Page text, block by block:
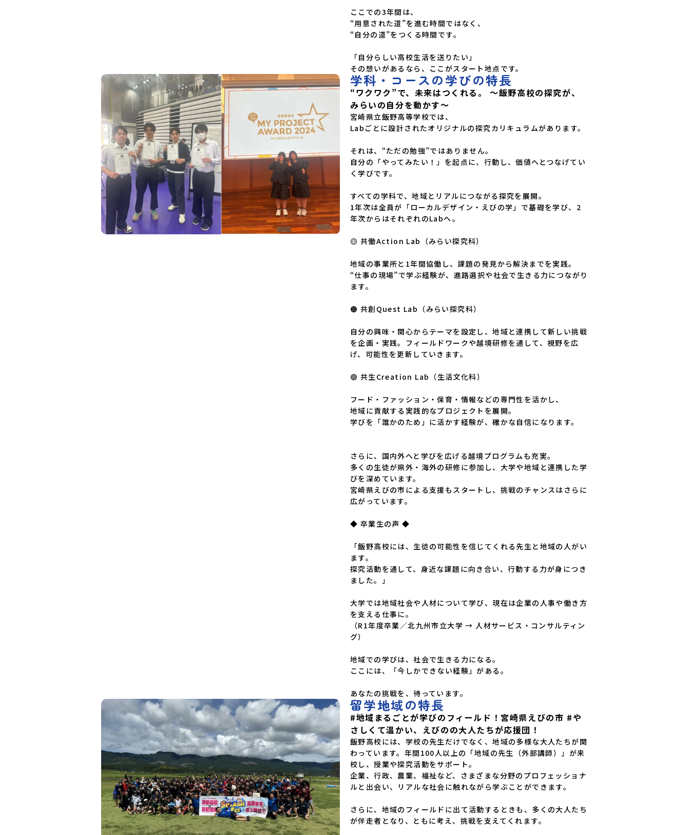
校和歌山県立串本古座高等学校 中国・四国 島
根県立横田高等学校島根県立島根中央高等学校島
根県立矢上高等学校島根県立隠岐島前高等学校岡
南宇和高等学校愛媛県立宇和島南高等学校(宇和
島水産・宇南中等)愛媛県立野村高等学校愛媛県
立弓削高等学校愛媛県立上浮穴高等学校愛媛県立
今治工業高等学校高知県立嶺北高等学校高知県立
四万十高等学校高知県立中村高等学校西土佐分校
高知県立高知農業高等学校 九州 佐賀県立有田
工業高等学校熊本県立小国高等学校熊本県立矢部
高等学校佐賀県立牛津高等学校鹿児島県立沖永良
部高等学校鹿児島県立志布志高等学校宮崎県立飯
仁屋高等学校沖縄県立久米島高等学校私立高校国
際高等専門学校（石川県）開志国際高等学校(新
潟県)広島三育学院高等学校(広島県) ※2日目の
み参加
ここでの3年間は、
“用意された道”を進む時間ではなく、
“自分の道”をつくる時間です。
「自分らしい高校生活を送りたい」
その想いがあるなら、ここがスタート地点です。
学科・コースの学びの特長
“ワクワク”で、未来はつくれる。 ～飯野高校の探究が、
みらいの自分を動かす～
宮崎県立飯野高等学校では、
Labごとに設計されたオリジナルの探究カリキュラムがあります。
それは、“ただの勉強”ではありません。
自分の「やってみたい！」を起点に、行動し、価値へとつなげてい
く学びです。
すべての学科で、地域とリアルにつながる探究を展開。
1年次は全員が「ローカルデザイン・えびの学」で基礎を学び、2
年次からはそれぞれのLabへ――。
🟡 共働Action Lab（みらい探究科）
地域の事業所と1年間協働し、課題の発見から解決までを実践。
“仕事の現場”で学ぶ経験が、進路選択や社会で生きる力につながり
ます。
🟠 共創Quest Lab（みらい探究科）
自分の興味・関心からテーマを設定し、地域と連携して新しい挑戦
を企画・実践。フィールドワークや越境研修を通して、視野を広
げ、可能性を更新していきます。
🟢 共生Creation Lab（生活文化科）
フード・ファッション・保育・情報などの専門性を活かし、
地域に貢献する実践的なプロジェクトを展開。
学びを「誰かのため」に活かす経験が、確かな自信になります。
さらに、国内外へと学びを広げる越境プログラムも充実。
多くの生徒が県外・海外の研修に参加し、大学や地域と連携した学
びを深めています。
宮崎県えびの市による支援もスタートし、挑戦のチャンスはさらに
広がっています。
◆ 卒業生の声 ◆
「飯野高校には、生徒の可能性を信じてくれる先生と地域の人がい
ます。
探究活動を通して、身近な課題に向き合い、行動する力が身につき
ました。」
大学では地域社会や人材について学び、現在は企業の人事や働き方
を支える仕事に。
（R1年度卒業／北九州市立大学 → 人材サービス・コンサルティン
グ）
地域での学びは、社会で生きる力になる。
ここには、「今しかできない経験」がある。
あなたの挑戦を、待っています。
留学地域の特長
#地域まるごとが学びのフィールド！宮崎県えびの市 #や
さしくて温かい、えびのの大人たちが応援団！
飯野高校には、学校の先生だけでなく、地域の多様な大人たちが関
わっています。年間100人以上の「地域の先生（外部講師）」が来
校し、授業や探究活動をサポート。
企業、行政、農業、福祉など、さまざまな分野のプロフェッショナ
ルと出会い、リアルな社会に触れながら学ぶことができます。
さらに、地域のフィールドに出て活動するときも、多くの大人たち
が伴走者となり、ともに考え、挑戦を支えてくれます。